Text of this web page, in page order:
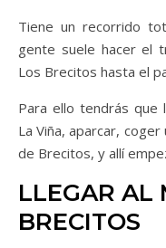
Tiene un recorrido
gente suele hacer el
Los Brecitos hasta el
Para ello tendrás que
La Viña, aparcar,
de Brecitos, y allí
LLEGAR AL
BRECITOS